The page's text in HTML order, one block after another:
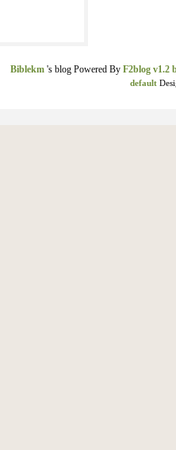
Biblekm 's blog Powered By F2blog v1.2
default